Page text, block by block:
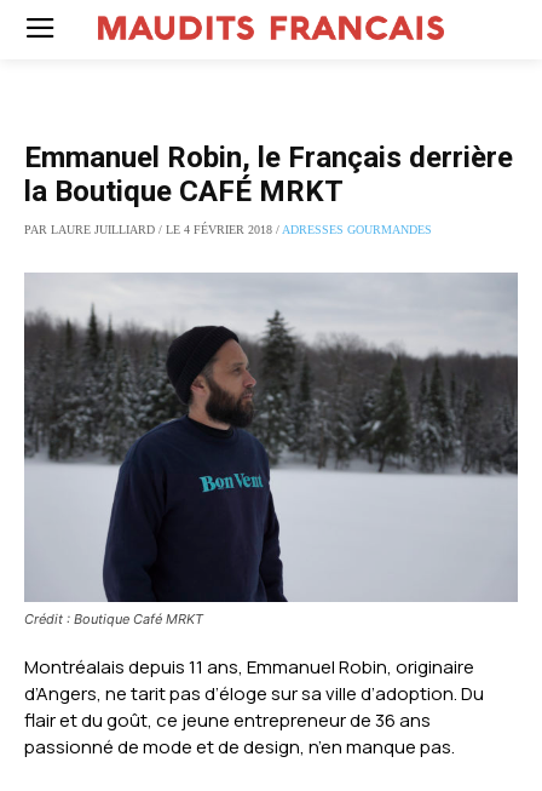
Emmanuel Robin, le Français derrière
la Boutique CAFÉ MRKT
PAR LAURE JUILLIARD / LE 4 FÉVRIER 2018 /ADRESSES GOURMANDES
Crédit : Boutique Café MRKT
Montréalais depuis 11 ans, Emmanuel Robin, originaire
d’Angers, ne tarit pas d’éloge sur sa ville d’adoption. Du
flair et du goût, ce jeune entrepreneur de 36 ans
passionné de mode et de design, n’en manque pas.